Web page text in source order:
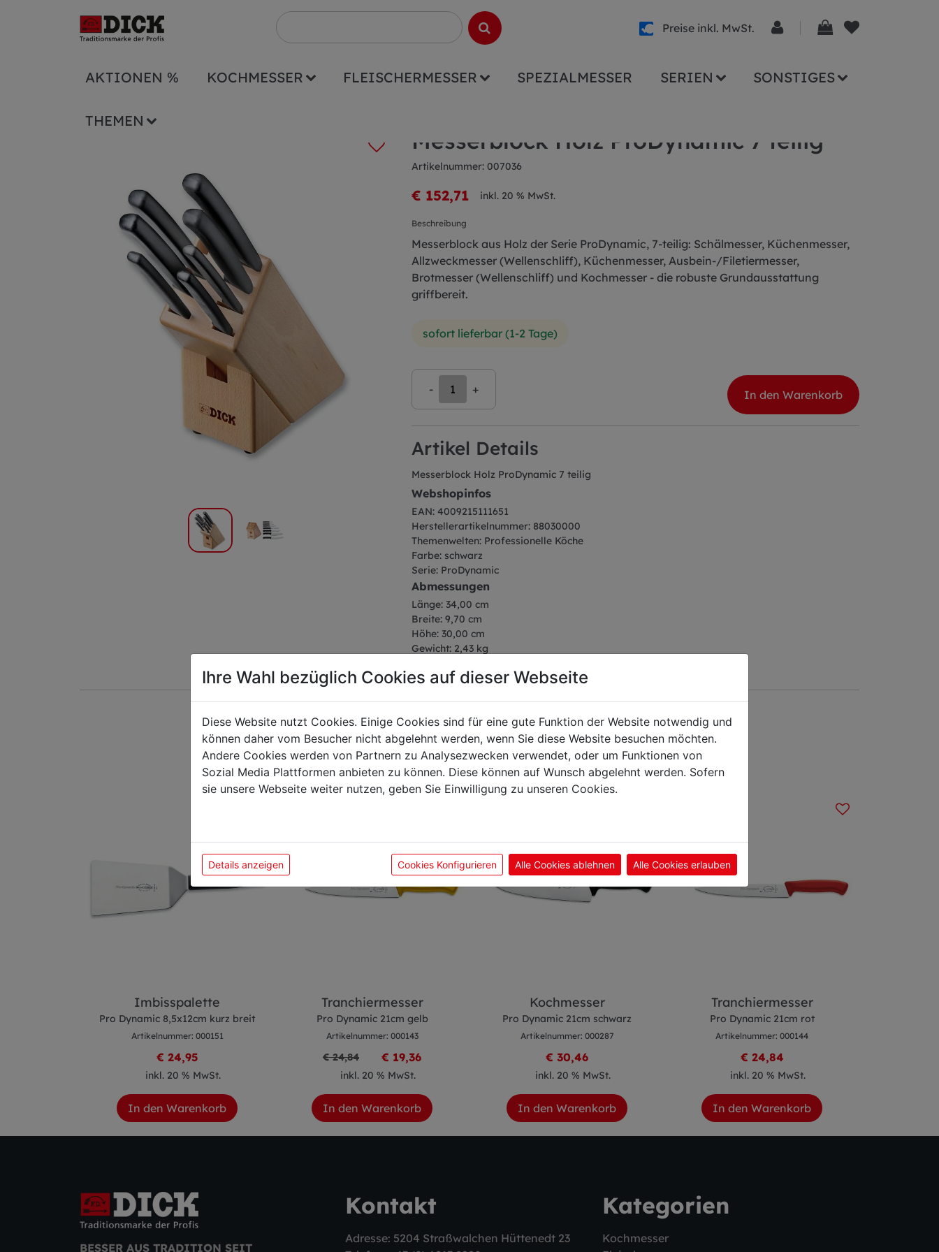
Preise inkl. MwSt.
AKTIONEN % KOCHMESSER FLEISCHERMESSER SPEZIALMESSER SERIEN SONSTIGES
THEMEN
Messerblock Holz ProDynamic 7 teilig
Artikelnummer: 007036
€ 152,71 inkl. 20 % MwSt.
Beschreibung
Messerblock aus Holz der Serie ProDynamic, 7-teilig: Schälmesser, Küchenmesser,
Allzweckmesser (Wellenschliff), Küchenmesser, Ausbein-/Filetiermesser,
Brotmesser (Wellenschliff) und Kochmesser - die robuste Grundausstattung
griffbereit.
sofort lieferbar (1-2 Tage)
- + In den Warenkorb
Artikel Details
Messerblock Holz ProDynamic 7 teilig
Webshopinfos
EAN: 4009215111651
Herstellerartikelnummer: 88030000
Themenwelten: Professionelle Köche
Farbe: schwarz
Serie: ProDynamic
Abmessungen
Länge: 34,00 cm
Breite: 9,70 cm
Höhe: 30,00 cm
Gewicht: 2,43 kg
Das könnte Sie auch interessieren
Imbisspalette
Pro Dynamic 8,5x12cm kurz breit
Artikelnummer: 000151
€ 24,95
inkl. 20 % MwSt.
In den Warenkorb
Tranchiermesser
Pro Dynamic 21cm gelb
Artikelnummer: 000143
€ 24,84 € 19,36
inkl. 20 % MwSt.
In den Warenkorb
Kochmesser
Pro Dynamic 21cm schwarz
Artikelnummer: 000287
€ 30,46
inkl. 20 % MwSt.
In den Warenkorb
Tranchiermesser
Pro Dynamic 21cm rot
Artikelnummer: 000144
€ 24,84
inkl. 20 % MwSt.
In den Warenkorb
BESSER AUS TRADITION SEIT
Kontakt
Adresse: 5204 Straßwalchen Hüttenedt 23
Kategorien
Kochmesser
Ihre Wahl bezüglich Cookies auf dieser Webseite
Diese Website nutzt Cookies. Einige Cookies sind für eine gute Funktion der Website notwendig und
können daher vom Besucher nicht abgelehnt werden, wenn Sie diese Website besuchen möchten.
Andere Cookies werden von Partnern zu Analysezwecken verwendet, oder um Funktionen von
Sozial Media Plattformen anbieten zu können. Diese können auf Wunsch abgelehnt werden. Sofern
sie unsere Webseite weiter nutzen, geben Sie Einwilligung zu unseren Cookies.
Details anzeigen Cookies Konfigurieren Alle Cookies ablehnen Alle Cookies erlauben